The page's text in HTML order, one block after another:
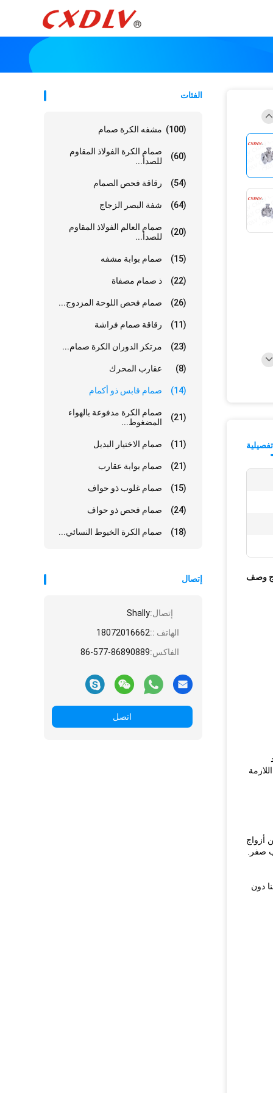
الفئات
مشفه الكرة صمام (100)
صمام الكرة الفولاذ المقاوم
للصدأ...
(60)
رقاقة فحص الصمام (54)
شفة البصر الزجاج (64)
صمام العالم الفولاذ المقاوم
للصدأ...
(20)
صمام بوابة مشفه (15)
ذ صمام مصفاة (22)
صمام فحص اللوحة المزدوج... (26)
رقاقة صمام فراشة (11)
مرتكز الدوران الكرة صمام... (23)
عقارب المحرك (8)
صمام قابس ذو أكمام (14)
صمام الكرة مدفوعة بالهواء
المضغوط...
(21)
صمام الاختيار البديل (11)
صمام بوابة عقارب (21)
صمام غلوب ذو حواف (15)
صمام فحص ذو حواف (24)
صمام الكرة الخيوط النسائي... (18)
إتصال
إتصال:Shally
الهاتف ::18072016662
الفاكس:86-577-86890889
اتصل
وصف
أزواج
صفر.
دون